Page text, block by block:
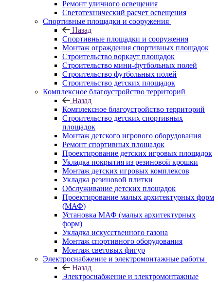
Ремонт уличного освещения
Светотехнический расчет освещения
Спортивные площадки и сооружения
Назад
Спортивные площадки и сооружения
Монтаж ограждения спортивных площадок
Строительство воркаут площадок
Строительство мини-футбольных полей
Строительство футбольных полей
Строительство детских площадок
Комплексное благоустройство территорий
Назад
Комплексное благоустройство территорий
Строительство детских спортивных
площадок
Монтаж детского игрового оборудования
Ремонт спортивных площадок
Проектирование детских игровых площадок
Укладка покрытия из резиновой крошки
Монтаж детских игровых комплексов
Укладка резиновой плитки
Обслуживание детских площадок
Проектирование малых архитектурных форм
(МАФ)
Установка МАФ (малых архитектурных
форм)
Укладка искусственного газона
Монтаж спортивного оборудования
Монтаж световых фигур
Электроснабжение и электромонтажные работы
Назад
Электроснабжение и электромонтажные